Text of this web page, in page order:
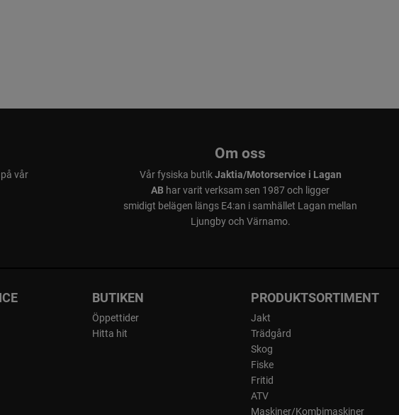
vår
Om oss
Vår fysiska butikJaktia/Motorservice i Lagan
AB har varit verksam sen 1987 och ligger
smidigt belägen längs E4:an i samhället Lagan mellan
Ljungby och Värnamo.
BUTIKEN
Öppettider
Hitta hit
PRODUKTSORTIMENT
Jakt
Trädgård
Skog
Fiske
Fritid
ATV
Maskiner/Kombimaskiner